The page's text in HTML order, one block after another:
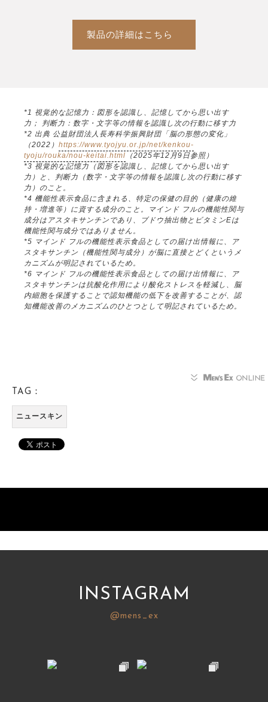
製品の詳細はこちら
*1 視覚的な記憶力：図形を認識し、記憶してから思い出す
力； 判断力：数字・文字等の情報を認識し次の行動に移す力
*2 出典 公益財団法人長寿科学振興財団「脳の形態の変化」
（2022） https://www.tyojyu.or.jp/net/kenkou-
tyoju/rouka/nou-keitai.html （2025年12月9日参照）
*3 視覚的な記憶力（図形を認識し、記憶してから思い出す
力）と、判断力（数字・文字等の情報を認識し次の行動に移す
力）のこと。
*4 機能性表示食品に含まれる、特定の保健の目的（健康の維
持・増進等）に資する成分のこと。マインド フルの機能性関与
成分はアスタキサンチンであり、ブドウ抽出物とビタミンEは
機能性関与成分ではありません。
*5 マインド フルの機能性表示食品としての届け出情報に、ア
スタキサンチン（機能性関与成分）が脳に直接とどくというメ
カニズムが明記されているため。
*6 マインド フルの機能性表示食品としての届け出情報に、ア
スタキサンチンは抗酸化作用により酸化ストレスを軽減し、脳
内細胞を保護することで認知機能の低下を改善することが、認
知機能改善のメカニズムのひとつとして明記されているため。
TAG：
ニュースキン
INSTAGRAM
@mens_ex